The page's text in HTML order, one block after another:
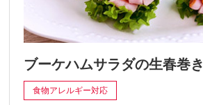
ブーケハムサラダの生春巻き
食物アレルギー対応